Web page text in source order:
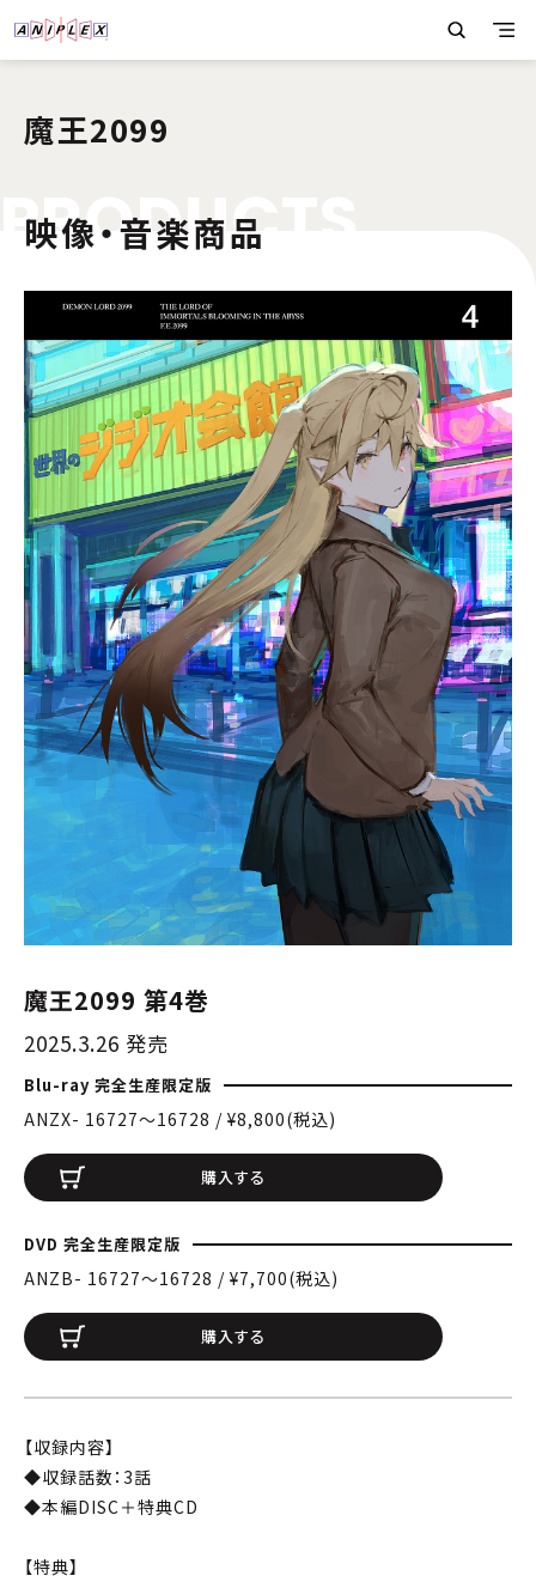
魔王2099
PRODUC
映像・音楽商品
魔王2099 第4巻
2025.3.26 発売
Blu-ray 完全生産限定版
ANZX- 16727〜16728 / ¥8,800(税込)
購入する
DVD 完全生産限定版
ANZB- 16727〜16728 / ¥7,700(税込)
購入する
【収録内容】
◆収録話数：3話
◆本編DISC＋特典CD
【特典】